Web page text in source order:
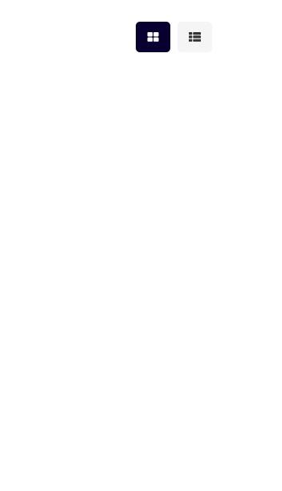
Mostrar resultados em
Mostrar